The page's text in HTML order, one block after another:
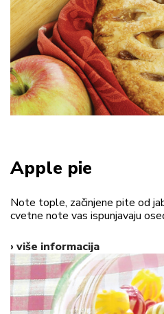
Apple pie
Note tople, začinjene pite od
cvetne note vas ispunjavaju
› više informacija